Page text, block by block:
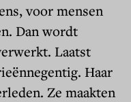
voor mensen
Dan wordt
Laatst
Haar
Ze maakten